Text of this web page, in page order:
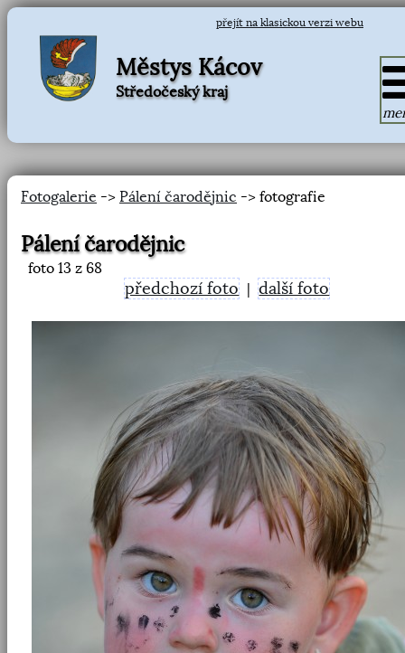
přejít na klasickou verzi webu
Městys Kácov
Středočeský kraj
Fotogalerie -> Pálení čarodějnic -> fotografie
Pálení čarodějnic
foto 13 z 68
předchozí foto |další foto